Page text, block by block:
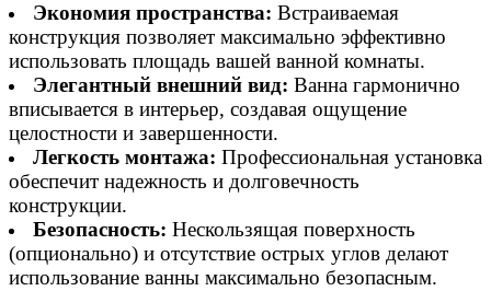
Экономия пространства: Встраиваемая
конструкция позволяет максимально эффективно
использовать площадь вашей ванной комнаты.
Элегантный внешний вид: Ванна гармонично
вписывается в интерьер, создавая ощущение
целостности и завершенности.
Легкость монтажа: Профессиональная установка
обеспечит надежность и долговечность
конструкции.
Безопасность: Нескользящая поверхность
(опционально) и отсутствие острых углов делают
использование ванны максимально безопасным.